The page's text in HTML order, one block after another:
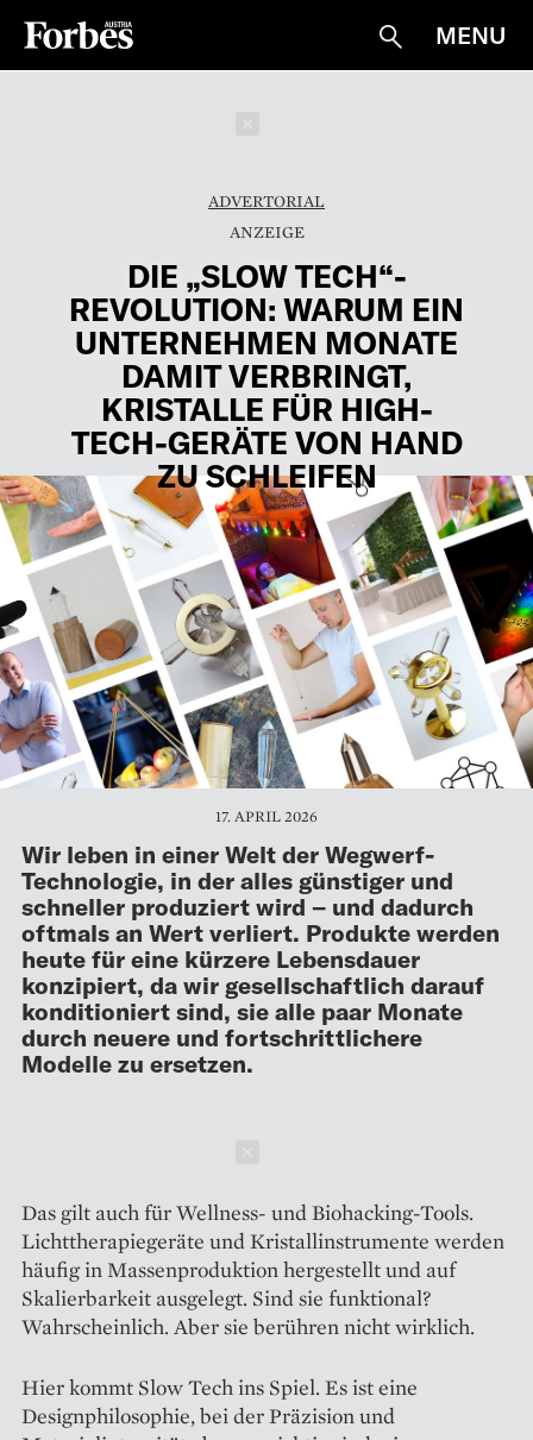
Suche
MENU
ADVERTORIAL
DIE „SLOW TECH“-
REVOLUTION: WARUM EIN
UNTERNEHMEN MONATE
DAMIT VERBRINGT,
KRISTALLE FÜR HIGH-
TECH-GERÄTE VON HAND
ZU SCHLEIFEN
17. APRIL 2026
Wir leben in einer Welt der Wegwerf-
Technologie, in der alles günstiger und
schneller produziert wird – und dadurch
oftmals an Wert verliert. Produkte werden
heute für eine kürzere Lebensdauer
konzipiert, da wir gesellschaftlich darauf
konditioniert sind, sie alle paar Monate
durch neuere und fortschrittlichere
Modelle zu ersetzen.
Das gilt auch für Wellness- und Biohacking-Tools.
Lichttherapiegeräte und Kristallinstrumente werden
häufig in Massenproduktion hergestellt und auf
Skalierbarkeit ausgelegt. Sind sie funktional?
Wahrscheinlich. Aber sie berühren nicht wirklich.
Hier kommt Slow Tech ins Spiel. Es ist eine
Designphilosophie, bei der Präzision und